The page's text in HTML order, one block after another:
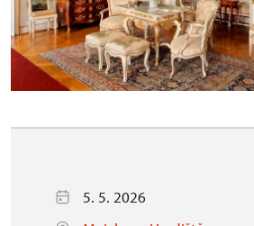
5. 5. 2026